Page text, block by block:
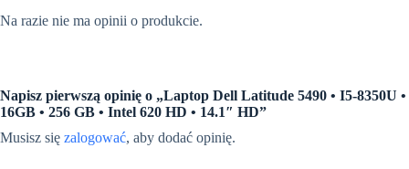
Na razie nie ma opinii o produkcie.
Napisz pierwszą opinię o „Laptop Dell Latitude 5490 • I5-8350U •
16GB • 256 GB • Intel 620 HD • 14.1″ HD”
Musisz się zalogować, aby dodać opinię.